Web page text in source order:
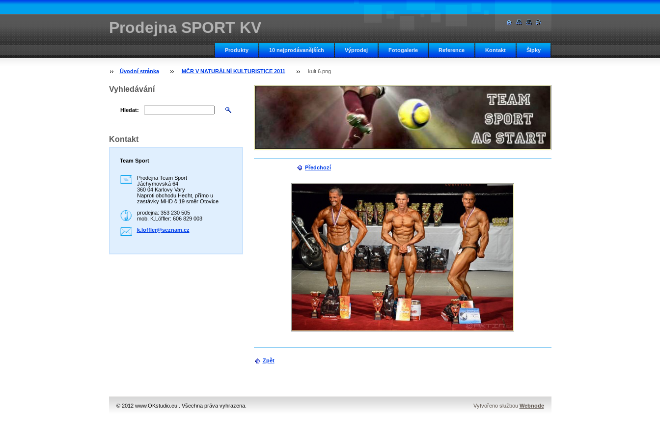
Prodejna SPORT KV
Produkty 10 nejprodávanějších Výprodej Fotogalerie Reference Kontakt Šipky
Úvodní stránka MČR V NATURÁLNÍ KULTURISTICE 2011 kult 6.png
Předchozí
Zpět
Vyhledávání
Hledat:
Kontakt
Team Sport
Prodejna Team Sport
Jáchymovská 64
360 04 Karlovy Vary
Naproti obchodu Hecht, přímo u
zastávky MHD č.19 směr Otovice
prodejna: 353 230 505
mob. K.Löffler: 606 829 003
k.loffler@seznam.cz
© 2012 www.OKstudio.eu . Všechna práva vyhrazena. Vytvořeno službou Webnode